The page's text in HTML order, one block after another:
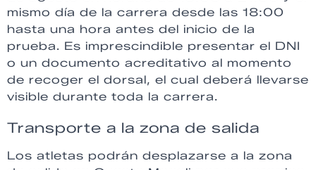
mismo día de la carrera desde las 18:00
hasta una hora antes del inicio de la
prueba. Es imprescindible presentar el DNI
o un documento acreditativo al momento
de recoger el dorsal, el cual deberá llevarse
visible durante toda la carrera.
Transporte a la zona de salida
Los atletas podrán desplazarse a la zona